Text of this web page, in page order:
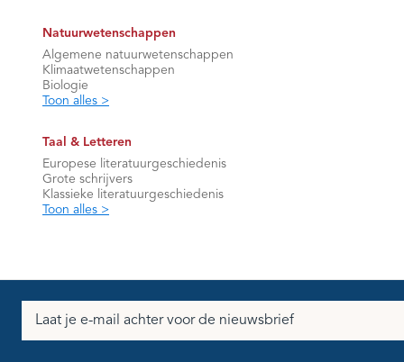
Natuurwetenschappen
Algemene natuurwetenschappen
Klimaatwetenschappen
Biologie
Toon alles >
Taal & Letteren
Europese literatuurgeschiedenis
Grote schrijvers
Klassieke literatuurgeschiedenis
Toon alles >
mailadres